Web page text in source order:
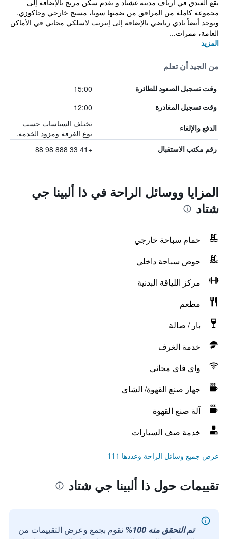
يقع الفندق في أرياف مدينة غشتاد و يقدم سكن مريح بالإضافة إلى
مجموعة كاملة من المرافق من ضمنها سونا، مسبح خارجي وجاكوزي.
ويوجد أيضاً نادي رياضي بالإضافة إلى إنترنت لاسلكي مجاني في الأماكن
العامة، ممرات...
المزيد
من الجيد أن تعلم
وقت تسجيل الصعود للطائرة 15:00
وقت تسجيل المغادرة 12:00
الدفع والإلغاء
تختلف السياسات حسب
نوع الغرفة ومزود الخدمة.
رقم مكتب الاستقبال +41 33 888 98 88
المزايا ووسائل الراحة في ذا ألبينا جي
شتاد
حمام سباحة خارجي
حوض سباحة داخلي
مركز اللياقة البدنية
مطعم
بار / صالة
خدمة الغرف
واي فاي مجاني
جهاز صنع القهوة/ الشاي
آلة صنع القهوة
خدمة صف السيارات
عرض جميع وسائل الراحة وعددها 111
تقييمات حول ذا ألبينا جي شتاد
تم التحقق منه 100%
نقوم بجمع وعرض التقييمات من